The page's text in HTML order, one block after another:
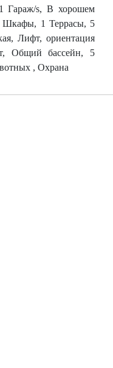
Гараж/s, В хорошем
Шкафы, 1 Террасы, 5
Лифт, ориентация
Общий бассейн, 5
, Охрана